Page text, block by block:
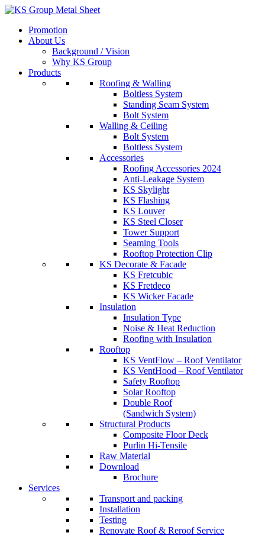
Skip
contentPromotion
About Us
Background / Vision
Why KS Group
Products
Roofing & Walling
Boltless System
Standing Seam System
Bolt System
Walling & Ceiling
Bolt System
Boltless System
Accessories
Roofing Accessories 2024
Anti-Leakage System
KS Skylight
KS Flashing
KS Louver
KS Steel Closer
Tower Support
Seaming Tools
Rooftop Protection Clip
KS Decorate & Facade
KS Fretcubic
KS Fretdeco
KS Wicker Facade
Insulation
Insulation Type
Noise & Heat Reduction
Roofing with Insulation
Rooftop
KS VentFlow – Roof Ventilator
KS VentHood – Roof Ventilator
Safety Rooftop
Solar Rooftop
Double Roof
(Sandwich System)
Structural Products
Composite Floor Deck
Purlin Hi-Tensile
Raw Material
Download
Brochure
Services
Transport and packing
Installation
Testing
Renovate Roof & Reroof Service